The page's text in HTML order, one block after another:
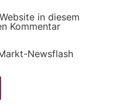
in diesem
Kommentar
Newsflash